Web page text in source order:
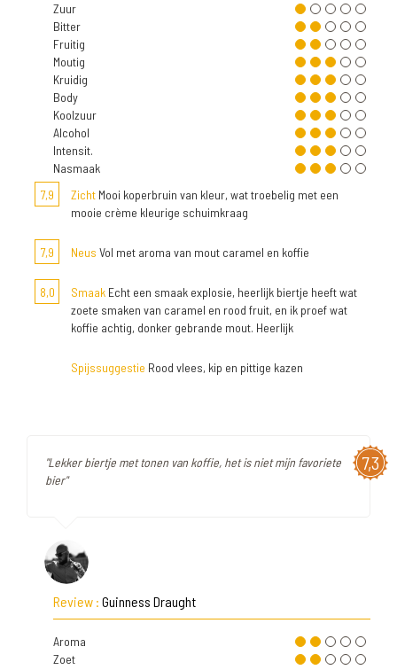
Zuur
Bitter
Fruitig
Moutig
Kruidig
Body
Koolzuur
Alcohol
Intensit.
Nasmaak
7,9
Zicht Mooi koperbruin van kleur, wat troebelig met een
mooie crème kleurige schuimkraag
7,9 Neus Vol met aroma van mout caramel en koffie
8,0 Smaak Echt een smaak explosie, heerlijk biertje heeft wat
zoete smaken van caramel en rood fruit, en ik proef wat
koffie achtig, donker gebrande mout. Heerlijk
Spijssuggestie Rood vlees, kip en pittige kazen
7,3
"Lekker biertje met tonen van koffie, het is niet mijn favoriete
bier"
Review : Guinness Draught
Aroma
Zoet